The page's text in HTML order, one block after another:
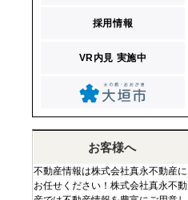
採用情報
VR内見 実施中
お客様へ
不動産情報は株式会社真永不動産に
お任せください！株式会社真永不動